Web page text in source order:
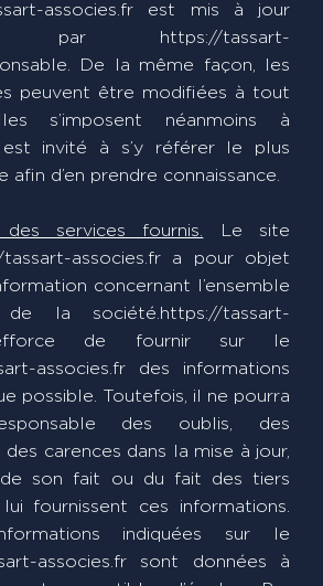
associes.fr est mis à jour
par https://tassart-
De la même façon, les
peuvent être modifiées à tout
s’imposent néanmoins à
est invité à s’y référer le plus
afin d’en prendre connaissance.
services fournis.
Le site
associes.fr a pour objet
concernant l’ensemble
la société.https://tassart-
de fournir sur le
associes.fr des informations
possible. Toutefois, il ne pourra
des oublis, des
carences dans la mise à jour,
de son fait ou du fait des tiers
fournissent ces informations.
indiquées sur le
associes.fr sont données à